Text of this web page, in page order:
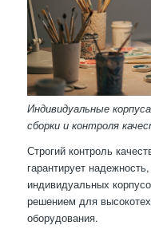
Индивидуальные
сборки и контроля
Строгий контроль
гарантирует
индивидуальных
решением для
оборудования.